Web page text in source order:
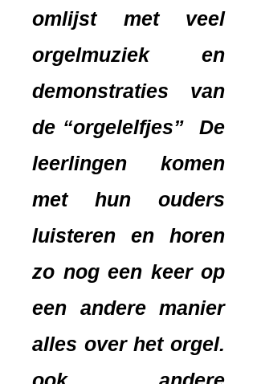
omlijst met veel
orgelmuziek en
demonstraties van
de “orgelelfjes” De
leerlingen komen
met hun ouders
luisteren en horen
zo nog een keer op
een andere manier
alles over het orgel.